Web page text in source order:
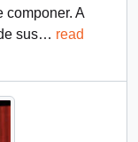
componer. A
sus… read